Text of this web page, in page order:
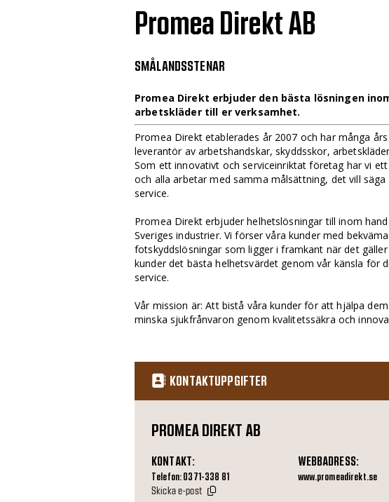
Promea Direkt AB
SMÅLANDSSTENAR
Promea Direkt erbjuder den bästa lösningen
arbetskläder till er verksamhet.
Promea Direkt etablerades år 2007 och har många
leverantör av arbetshandskar, skyddsskor,
Som ett innovativt och serviceinriktat företag har vi
och alla arbetar med samma målsättning, det vill
service.
Promea Direkt erbjuder helhetslösningar till inom
Sveriges industrier. Vi förser våra kunder med
fotskyddslösningar som ligger i framkant när det
kunder det bästa helhetsvärdet genom vår känsla för
service.
Vår mission är: Att bistå våra kunder för att hjälpa
minska sjukfrånvaron genom kvalitetssäkra och
KONTAKTUPPGIFTER
PROMEA DIREKT AB
KONTAKT:
Telefon: 0371-338 81
Skicka e-post
WEBBADRESS:
www.promeadirekt.se